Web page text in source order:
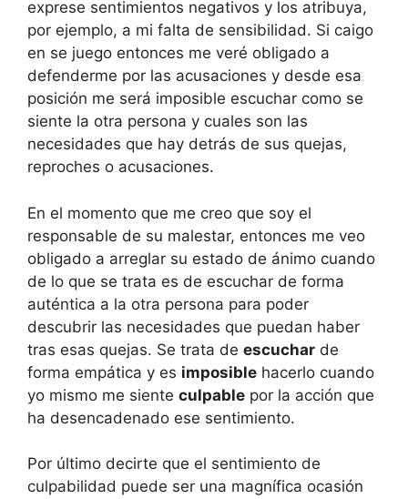
exprese sentimientos negativos y los atribuya,
por ejemplo, a mi falta de sensibilidad. Si caigo
en se juego entonces me veré obligado a
defenderme por las acusaciones y desde esa
posición me será imposible escuchar como se
siente la otra persona y cuales son las
necesidades que hay detrás de sus quejas,
reproches o acusaciones.
En el momento que me creo que soy el
responsable de su malestar, entonces me veo
obligado a arreglar su estado de ánimo cuando
de lo que se trata es de escuchar de forma
auténtica a la otra persona para poder
descubrir las necesidades que puedan haber
tras esas quejas. Se trata de escuchar de
forma empática y es imposible hacerlo cuando
yo mismo me siente culpable por la acción que
ha desencadenado ese sentimiento.
Por último decirte que el sentimiento de
culpabilidad puede ser una magnífica ocasión